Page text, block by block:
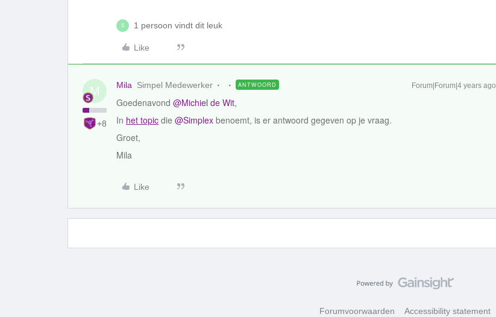
S 1 persoon vindt dit leuk
Like
M
+8
Mila Simpel Medewerker ANTWOORD Forum|Forum|4 years ago
Goedenavond @Michiel de Wit,
In het topic die @Simplex benoemt, is er antwoord gegeven op je vraag.
Groet,
Mila
Like
Forumvoorwaarden Accessibility statement